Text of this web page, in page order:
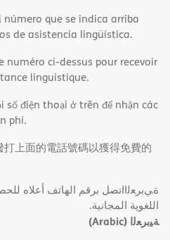
número que se indica arriba
de asistencia lingüística.
numéro ci-dessus pour recevoir
linguistique.
số điện thoại ở trên để nhận các
phí.
打上面的電話號碼以獲得免費的
ةﻲﺑﺮﻌﻟااﺗﺼﻞ ﺑﺮﻗﻢ اﻟﮭﺎﺗﻒ أﻋﻼه
اﻟﻠﻐﻮﯾﺔ اﻟﻤﺠﺎﻧﯿﺔ.
ﺔﯿﺑﺮﻌﻟا (Arabic)